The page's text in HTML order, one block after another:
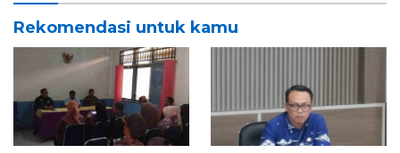
2026
Rekomendasi untuk kamu